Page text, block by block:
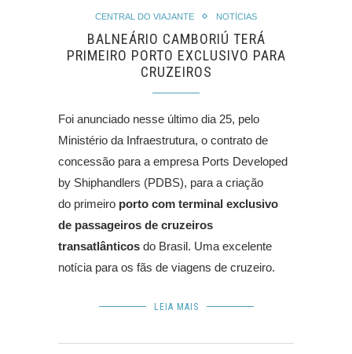
CENTRAL DO VIAJANTE NOTÍCIAS
BALNEÁRIO CAMBORIÚ TERÁ
PRIMEIRO PORTO EXCLUSIVO PARA
CRUZEIROS
Foi anunciado nesse último dia 25, pelo
Ministério da Infraestrutura, o contrato de
concessão para a empresa Ports Developed
by Shiphandlers (PDBS), para a criação
do primeiro porto com terminal exclusivo
de passageiros de cruzeiros
transatlânticos do Brasil. Uma excelente
notícia para os fãs de viagens de cruzeiro.
LEIA MAIS